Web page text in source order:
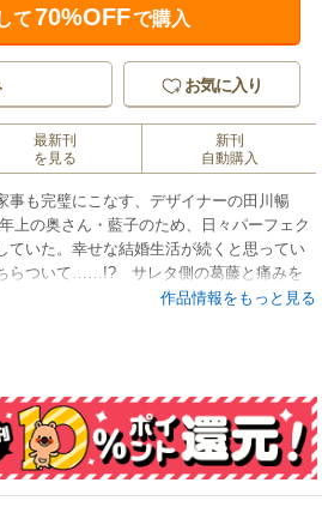
て70%OFFで購入
お気に入り
最新刊
を見る
新刊
自動購入
事も完璧にこなす、デザイナーの田川暢
上の奥さん・藍子のため、日々パーフェク
ていた。幸せな結婚生活が続くと思ってい
らついて……!? サレタ側の葛藤と痛みを
したくなくなる”フルカラー漫画第1巻。
作品情報をもっと見る